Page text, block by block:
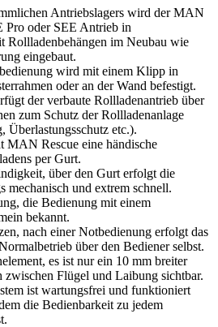
Antriebslagers wird der MAN
Pro oder SEE Antrieb in
Rollladenbehängen im Neubau wie
eingebaut.
wird mit einem Klipp in
oder an der Wand befestigt.
der verbaute Rollladenantrieb über
zum Schutz der Rollladenanlage
Überlastungsschutz etc.).
MAN Rescue eine händische
per Gurt.
über den Gurt erfolgt die
mechanisch und extrem schnell.
die Bedienung mit einem
bekannt.
nach einer Notbedienung erfolgt das
über den Bediener selbst.
es ist nur ein 10 mm breiter
zwischen Flügel und Laibung sichtbar.
ist wartungsfrei und funktioniert
die Bedienbarkeit zu jedem